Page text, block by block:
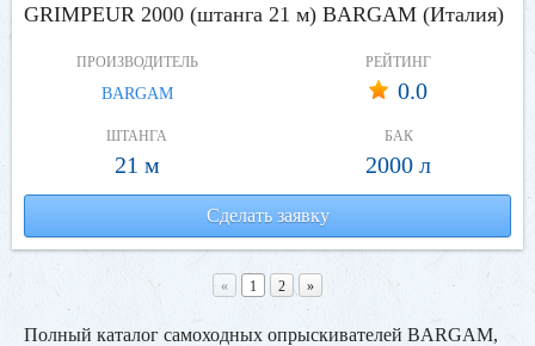
GRIMPEUR 2000 (штанга 21 м) BARGAM (Италия)
ПРОИЗВОДИТЕЛЬ
BARGAM
РЕЙТИНГ
0.0
ШТАНГА
21 м
БАК
2000 л
Сделать заявку
« 1 2 »
Полный каталог самоходных опрыскивателей BARGAM,